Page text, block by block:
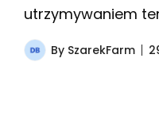
utrzymywaniem
By SzarekFarm